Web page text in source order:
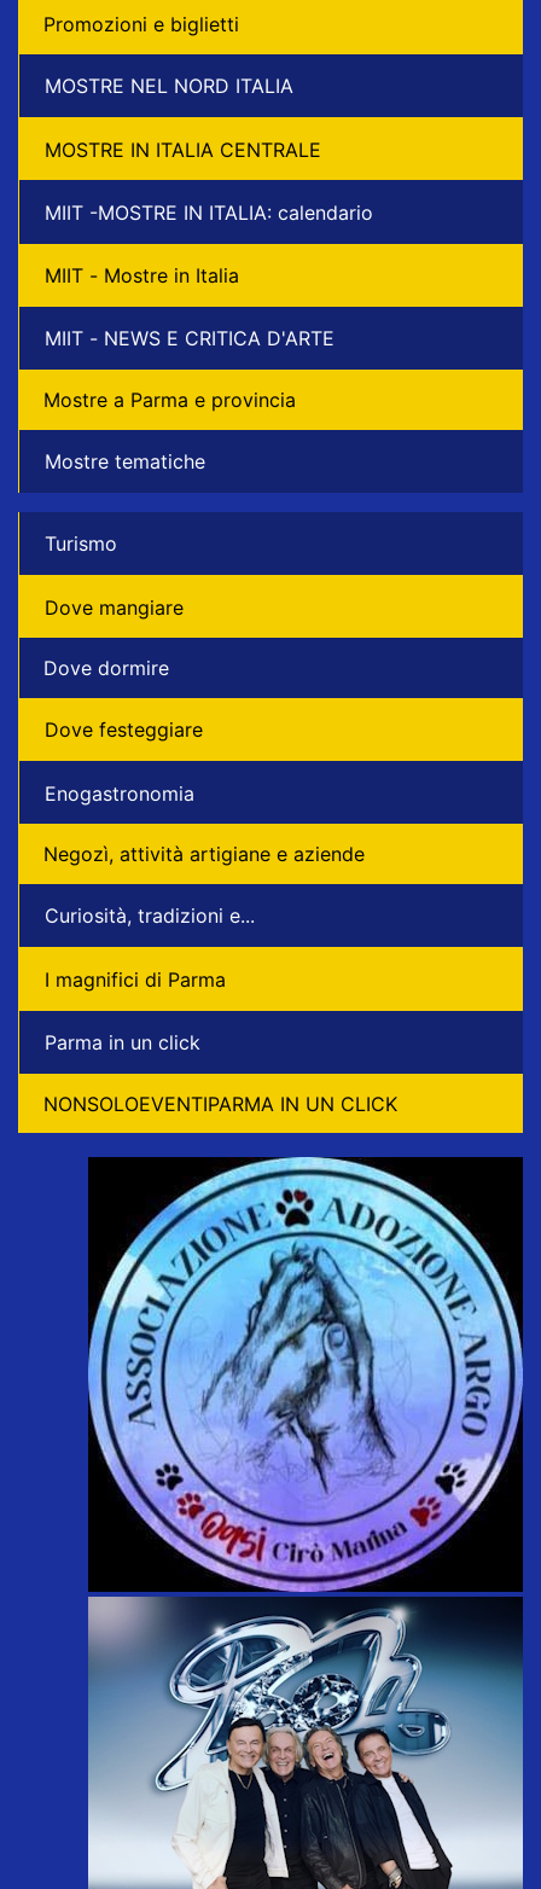
Promozioni e biglietti
MOSTRE NEL NORD ITALIA
MOSTRE IN ITALIA CENTRALE
MIIT -MOSTRE IN ITALIA: calendario
MIIT - Mostre in Italia
MIIT - NEWS E CRITICA D'ARTE
Mostre a Parma e provincia
Mostre tematiche
Turismo
Dove mangiare
Dove dormire
Dove festeggiare
Enogastronomia
Negozì, attività artigiane e aziende
Curiosità, tradizioni e...
I magnifici di Parma
Parma in un click
NONSOLOEVENTIPARMA IN UN CLICK